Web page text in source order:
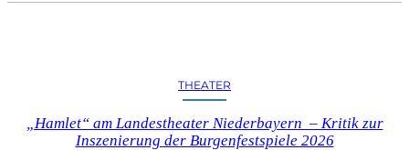
THEATER
„Hamlet“ am Landestheater Niederbayern – Kritik zur
Inszenierung der Burgenfestspiele 2026